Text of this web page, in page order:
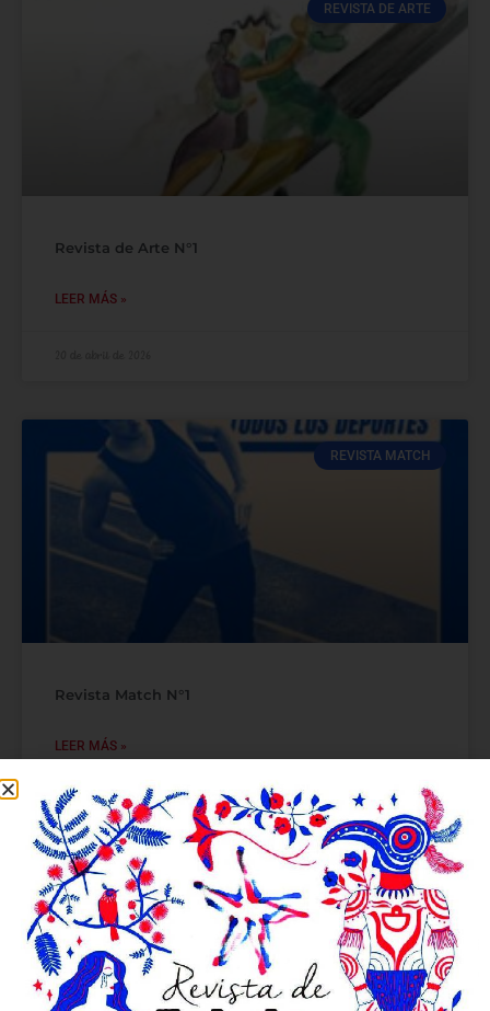
REVISTA DE ARTE
Revista de Arte N°1
LEER MÁS »
REVISTA MATCH
Revista Match N°1
LEER MÁS »
20 de abril de 2026
REVISTA MANDRÁGORA